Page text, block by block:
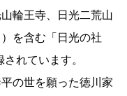
輪王寺、日光二荒山
を含む「日光の社
れています。
の世を願った徳川家